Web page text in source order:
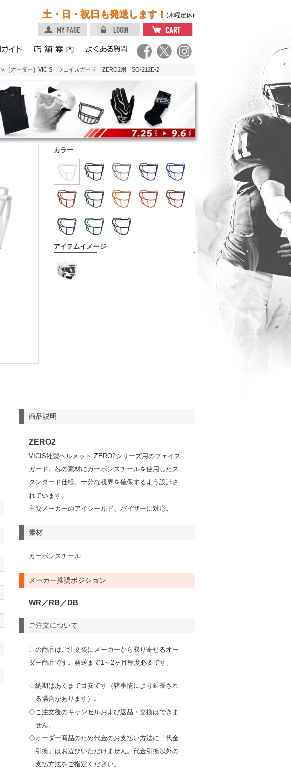
土・日・祝日も発送します！ (木曜定休)
> ［オーダー］VICIS フェイスガード ZERO2用 SO-212E-2
カラー
アイテムイメージ
商品説明
ZERO2
VICIS社製ヘルメット ZERO2シリーズ用のフェイス
ガード。芯の素材にカーボンスチールを使用したス
タンダード仕様。十分な視界を確保するよう設計さ
れています。
主要メーカーのアイシールド、バイザーに対応。
素材
カーボンスチール
メーカー推奨ポジション
WR／RB／DB
ご注文について
この商品はご注文後にメーカーから取り寄せるオー
ダー商品です。発送まで1～2ヶ月程度必要です。
◇納期はあくまで目安です（諸事情により延長され
る場合があります）。
◇ご注文後のキャンセルおよび返品・交換はできま
せん。
◇オーダー商品のため代金のお支払い方法に「代金
引換」はお選びいただけません。代金引換以外の
支払方法をご指定ください。